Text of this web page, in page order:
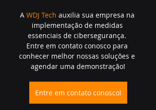
A WDJ Tech auxilia sua empresa na
implementação de medidas
essenciais de cibersegurança.
Entre em contato conosco para
conhecer melhor nossas soluções e
agendar uma demonstração!
Entre em contato conosco!